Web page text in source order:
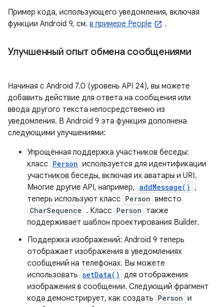
Пример кода, использующего уведомления, включая
функции Android 9, см. в примере People .
Улучшенный опыт обмена сообщениями
Начиная с Android 7.0 (уровень API 24), вы можете
добавить действие для ответа на сообщения или
ввода другого текста непосредственно из
уведомления. В Android 9 эта функция дополнена
следующими улучшениями:
Упрощённая поддержка участников беседы:
класс Person используется для идентификации
участников беседы, включая их аватары и URI.
Многие другие API, например, addMessage() ,
теперь используют класс Person вместо
CharSequence . Класс Person также
поддерживает шаблон проектирования Builder.
Поддержка изображений: Android 9 теперь
отображает изображения в уведомлениях
сообщений на телефонах. Вы можете
использовать setData() для отображения
изображения в сообщении. Следующий фрагмент
кода демонстрирует, как создать Person и